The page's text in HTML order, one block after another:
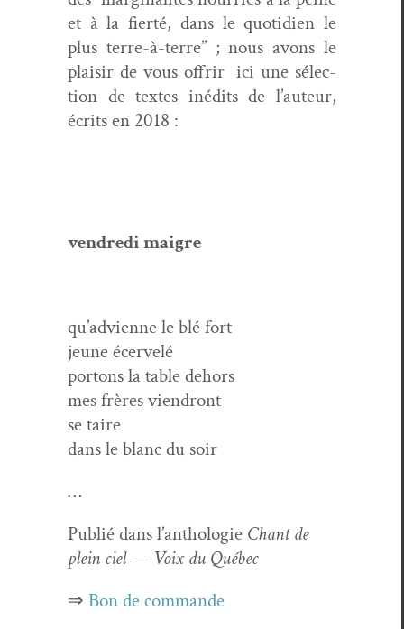
et à la fierté, dans le quo­ti­di­en le
plus terre-à-terre” ; nous avons le
plaisir de vous offrir ici une sélec­
tion de textes inédits de l’au­teur,
écrits en 2018 :
ven­dre­di maigre
qu’advienne le blé fort
jeune écervelé
por­tons la table dehors
mes frères viendront
se taire
dans le blanc du soir
…
Pub­lié dans l’an­tholo­gie Chant de
plein ciel — Voix du Québec
⇒ Bon de commande